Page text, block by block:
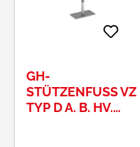
GH-
STÜTZENFUSS VZ T
YP D A. B. HV. M